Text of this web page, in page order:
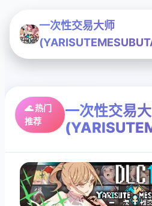
一次性交易大师
🌊 热门
推荐
一次性交易